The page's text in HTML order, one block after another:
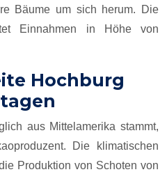
Bäume um sich herum. Die
Einnahmen in Höhe von
Hochburg
aus Mittelamerika stammt,
Die klimatischen
Produktion von Schoten von